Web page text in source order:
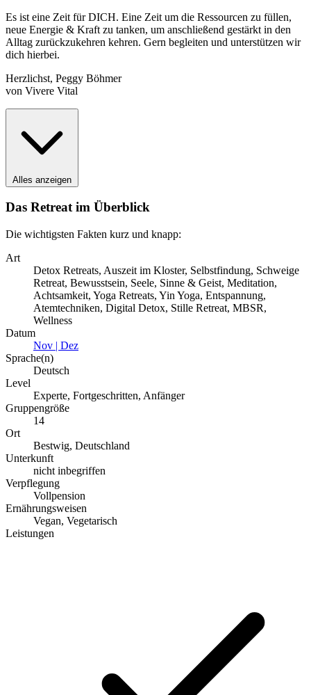
Es ist eine Zeit für DICH. Eine Zeit um die Ressourcen zu füllen,
neue Energie & Kraft zu tanken, um anschließend gestärkt in den
Alltag zurückzukehren kehren. Gern begleiten und unterstützen wir
dich hierbei.
Herzlichst, Peggy Böhmer
von Vivere Vital
Alles anzeigen
Das Retreat im Überblick
Die wichtigsten Fakten kurz und knapp:
Art
Detox Retreats, Auszeit im Kloster, Selbstfindung, Schweige
Retreat, Bewusstsein, Seele, Sinne & Geist, Meditation,
Achtsamkeit, Yoga Retreats, Yin Yoga, Entspannung,
Atemtechniken, Digital Detox, Stille Retreat, MBSR,
Wellness
Datum
Nov | Dez
Sprache(n)
Deutsch
Level
Experte, Fortgeschritten, Anfänger
Gruppengröße
14
Ort
Bestwig, Deutschland
Unterkunft
nicht inbegriffen
Verpflegung
Vollpension
Ernährungsweisen
Vegan, Vegetarisch
Leistungen